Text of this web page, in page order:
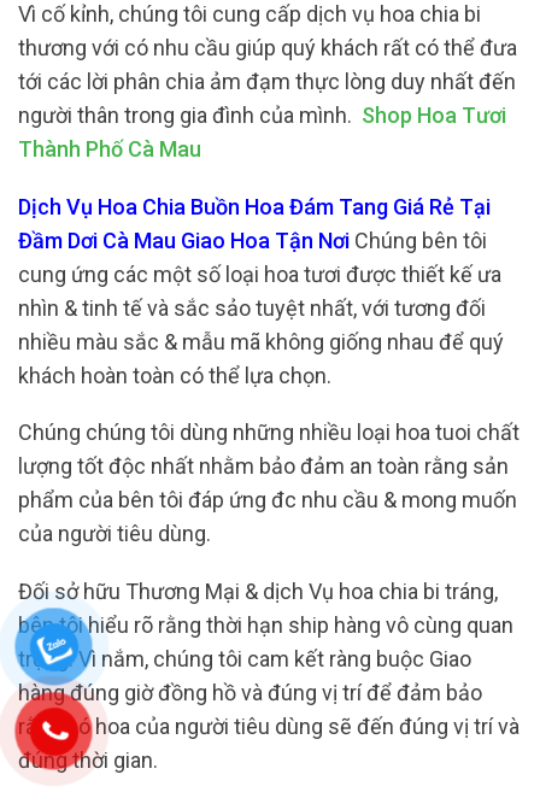
Vì cố kỉnh, chúng tôi cung cấp dịch vụ hoa chia bi
thương với có nhu cầu giúp quý khách rất có thể đưa
tới các lời phân chia ảm đạm thực lòng duy nhất đến
người thân trong gia đình của mình. Shop Hoa Tươi
Thành Phố Cà Mau
Dịch Vụ Hoa Chia Buồn Hoa Đám Tang Giá Rẻ Tại
Đầm Dơi Cà Mau Giao Hoa Tận Nơi Chúng bên tôi
cung ứng các một số loại hoa tươi được thiết kế ưa
nhìn & tinh tế và sắc sảo tuyệt nhất, với tương đối
nhiều màu sắc & mẫu mã không giống nhau để quý
khách hoàn toàn có thể lựa chọn.
Chúng chúng tôi dùng những nhiều loại hoa tuoi chất
lượng tốt độc nhất nhằm bảo đảm an toàn rằng sản
phẩm của bên tôi đáp ứng đc nhu cầu & mong muốn
của người tiêu dùng.
Đối sở hữu Thương Mại & dịch Vụ hoa chia bi tráng,
bên tôi hiểu rõ rằng thời hạn ship hàng vô cùng quan
trọng. Vì nắm, chúng tôi cam kết ràng buộc Giao
hàng đúng giờ đồng hồ và đúng vị trí để đảm bảo
rằng bó hoa của người tiêu dùng sẽ đến đúng vị trí và
đúng thời gian.